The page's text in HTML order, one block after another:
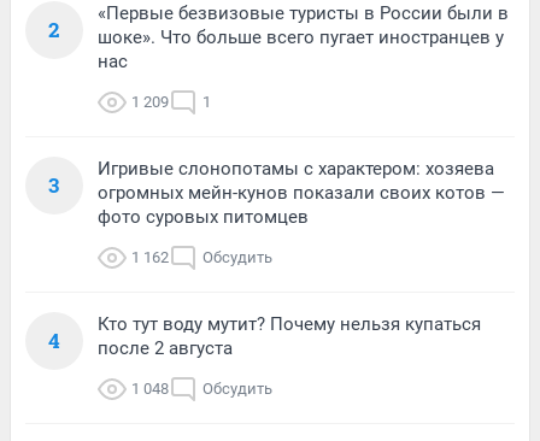
2
«Первые безвизовые туристы в России были в
шоке». Что больше всего пугает иностранцев у
нас
1 209 1
3
Игривые слонопотамы с характером: хозяева
огромных мейн-кунов показали своих котов —
фото суровых питомцев
1 162 Обсудить
4
Кто тут воду мутит? Почему нельзя купаться
после 2 августа
1 048 Обсудить